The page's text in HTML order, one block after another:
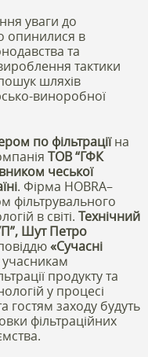
уваги до
опинилися в
та
тактики
шляхів
виноробної
по фільтраціїна
ТОВ “ГФК
чеської
. Фірма HOBRA–
фільтрувального
в світі. Технічний
Шут Петро
«Сучасні
учасникам
продукту та
у процесі
гостям заходу будуть
фільтраційних